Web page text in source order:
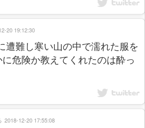
遭難し寒い山の中で濡れた服を
危険か教えてくれたのは酔っ
20 19:12:30
2018-12-20 17:55:08